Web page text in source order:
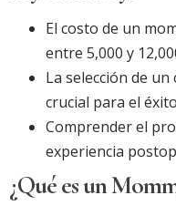
El costo de un
entre 5,000 y
La selección de
crucial para el
Comprender el
experiencia
¿Qué es un